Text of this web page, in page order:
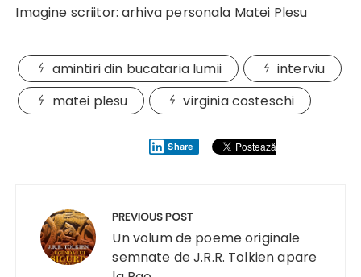
Imagine scriitor: arhiva personala Matei Plesu
amintiri din bucataria lumii
interviu
matei plesu
virginia costeschi
Share
articole
PREVIOUS POST
Un volum de poeme originale
semnate de J.R.R. Tolkien apare